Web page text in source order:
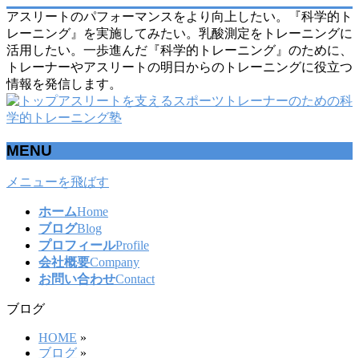
アスリートのパフォーマンスをより向上したい。『科学的ト
レーニング』を実施してみたい。乳酸測定をトレーニングに
活用したい。一歩進んだ『科学的トレーニング』のために、
トレーナーやアスリートの明日からのトレーニングに役立つ
情報を発信します。
MENU
メニューを飛ばす
ホームHome
ブログBlog
プロフィールProfile
会社概要Company
お問い合わせContact
ブログ
HOME »
ブログ »